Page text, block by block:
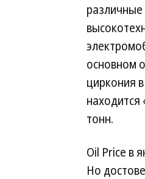
основном
циркония
тонн.
Oil Price в
Но